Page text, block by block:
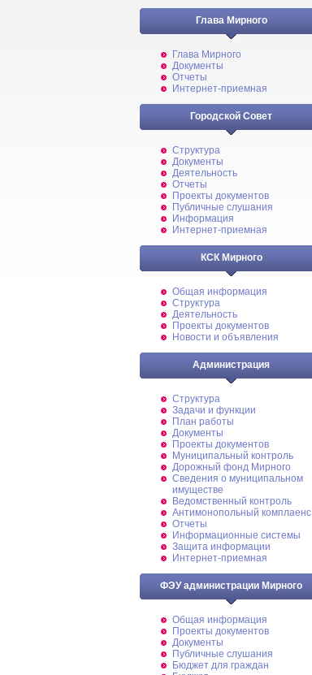
Глава Мирного
Глава Мирного
Документы
Отчеты
Интернет-приемная
Городской Совет
Структура
Документы
Деятельность
Отчеты
Проекты документов
Публичные слушания
Информация
Интернет-приемная
КСК Мирного
Общая информация
Структура
Деятельность
Проекты документов
Новости и объявления
Администрация
Структура
Задачи и функции
План работы
Документы
Проекты документов
Муниципальный контроль
Дорожный фонд Мирного
Cведения о муниципальном
имуществе
Ведомственный контроль
Антимонопольный комплаенс
Отчеты
Информационные системы
Защита информации
Интернет-приемная
ФЭУ администрации Мирного
Общая информация
Проекты документов
Документы
Публичные слушания
Бюджет для граждан